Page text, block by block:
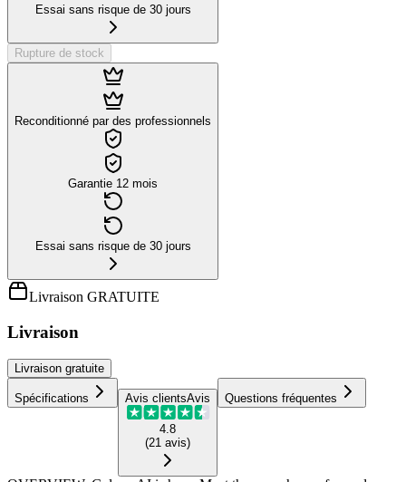
Essai sans risque de 30 jours
Rupture de stock
Reconditionné par des professionnels
Garantie 12 mois
Essai sans risque de 30 jours
Livraison GRATUITE
Livraison
Livraison gratuite
Spécifications Avis clientsAvis
4.8
(21 avis)
Questions fréquentes